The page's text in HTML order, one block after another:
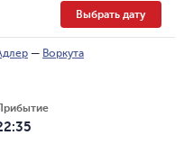
Выбрать дату
— Воркута